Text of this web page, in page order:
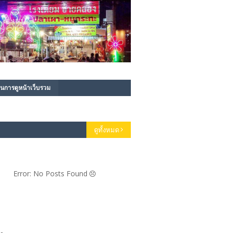
การดูหน้าเว็บรวม
ดูทั้งหมด
Error: No Posts Found